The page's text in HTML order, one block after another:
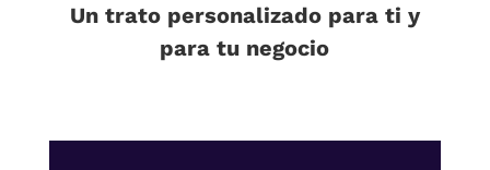
Un trato personalizado para ti y
para tu negocio